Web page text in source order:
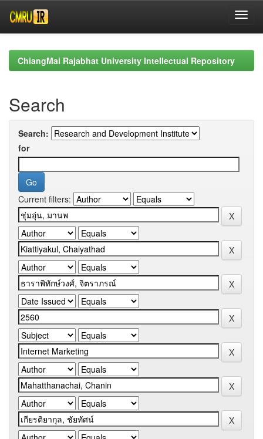
navigationChiangMai Rajabhat University Intellectual Repository
Search
Search:
for
Current filters: